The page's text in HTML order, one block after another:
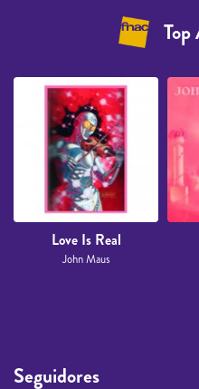
Top
Love Is Real
John Maus
Seguidores